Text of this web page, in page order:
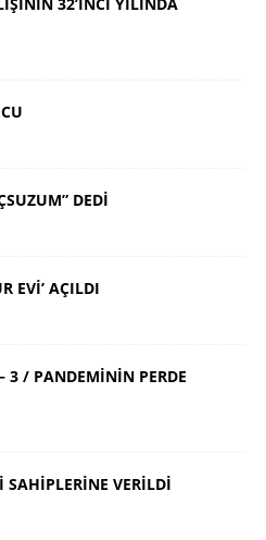
DEDİ
EVİ’ AÇILDI
3 / PANDEMİNİN PERDE
SAHİPLERİNE VERİLDİ